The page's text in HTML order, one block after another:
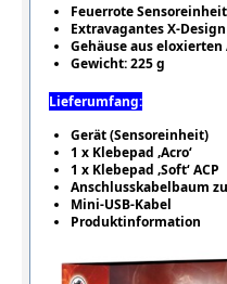
Feuerrote Sensoreinheit
Extravagantes X-
Gehäuse aus
Gewicht: 225 g
Lieferumfang:
Gerät (Sensoreinheit)
1 x Klebepad ‚Acro‘
1 x Klebepad ‚Soft‘ ACP
Anschlusskabelbaum
Mini-USB-Kabel
Produktinformation